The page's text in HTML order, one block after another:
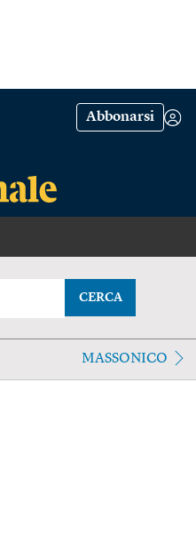
Abbonarsi
CERCA
MASSONICO